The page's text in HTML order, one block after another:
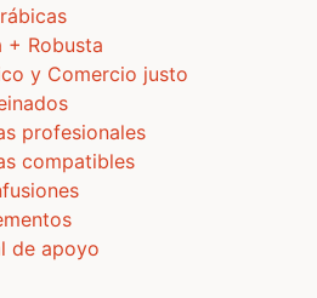
+ Robusta
y Comercio justo
profesionales
compatibles
de apoyo